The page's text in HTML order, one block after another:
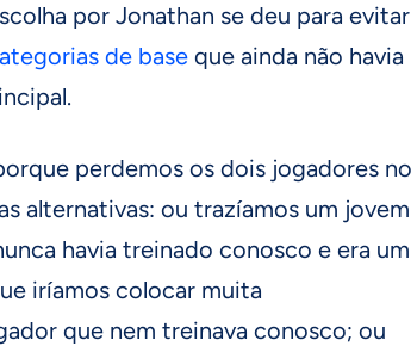
por Jonathan se deu para evitar
de base que ainda não havia
perdemos os dois jogadores no
alternativas: ou trazíamos um jovem
havia treinado conosco e era um
iríamos colocar muita
que nem treinava conosco; ou